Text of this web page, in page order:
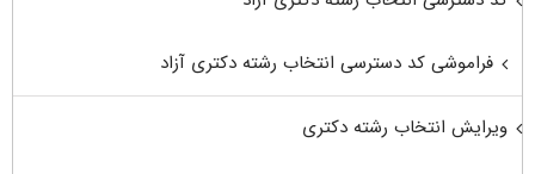
فراموشی کد دسترسی انتخاب رشته دکتری آزاد
ویرایش انتخاب رشته دکتری